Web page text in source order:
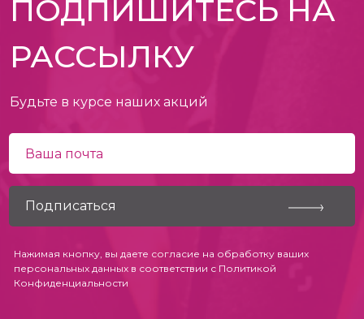
ПОДПИШИТЕСЬ НА
РАССЫЛКУ
Будьте в курсе наших акций
Нажимая кнопку, вы даете согласие на обработку ваших
персональных данных в соответствии с Политикой
Конфиденциальности